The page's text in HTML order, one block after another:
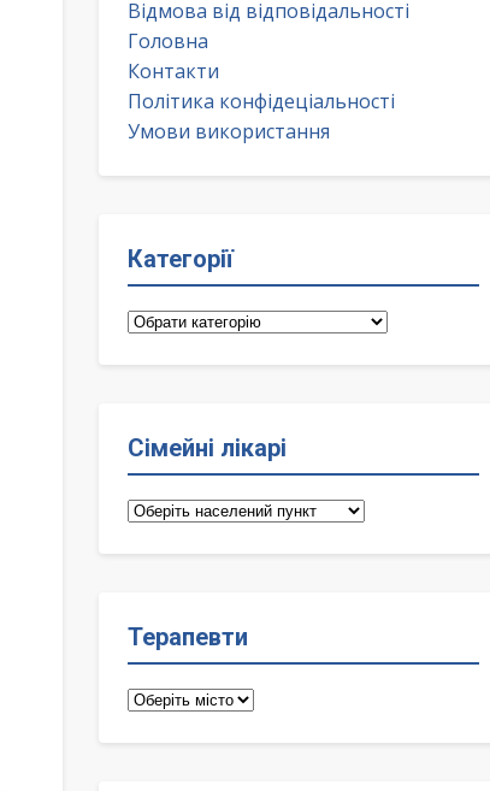
Відмова від відповідальності
Головна
Контакти
Політика конфідеціальності
Умови використання
Категорії
Категорії
Сімейні лікарі
Сімейні
Терапевти
Терапевти